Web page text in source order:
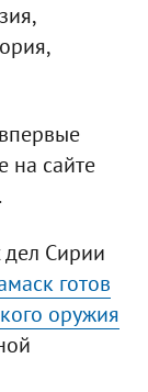
на сайте
Сирии
готов
оружия